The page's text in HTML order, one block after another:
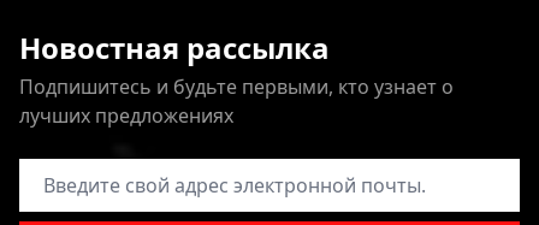
Новостная рассылка
Подпишитесь и будьте первыми, кто узнает о
лучших предложениях
Адрес электронной почты